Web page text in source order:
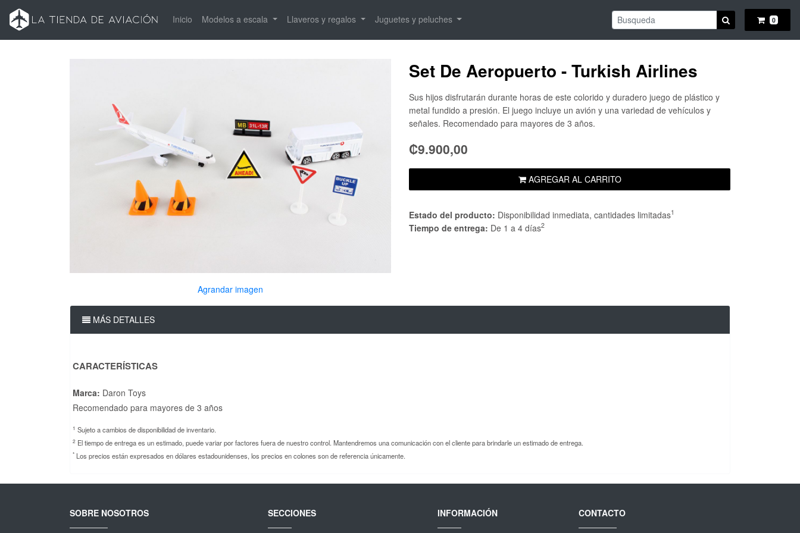
Inicio Modelos a escala Llaveros y regalos Juguetes y peluches BUSCAR 0
Agrandar imagen
Set De Aeropuerto - Turkish Airlines
Sus hijos disfrutarán durante horas de este colorido y duradero juego de plástico y
metal fundido a presión. El juego incluye un avión y una variedad de vehículos y
señales. Recomendado para mayores de 3 años.
₡9.900,00
AGREGAR AL CARRITO
Estado del producto: Disponibilidad inmediata, cantidades limitadas1
Tiempo de entrega: De 1 a 4 días2
MÁS DETALLES
CARACTERÍSTICAS
Marca: Daron Toys
Recomendado para mayores de 3 años
1 Sujeto a cambios de disponibilidad de inventario.
2 El tiempo de entrega es un estimado, puede variar por factores fuera de nuestro control. Mantendremos una comunicación con el cliente para brindarle un estimado de entrega.
* Los precios están expresados en dólares estadounidenses, los precios en colones son de referencia únicamente.
SOBRE NOSOTROS SECCIONES INFORMACIÓN CONTACTO